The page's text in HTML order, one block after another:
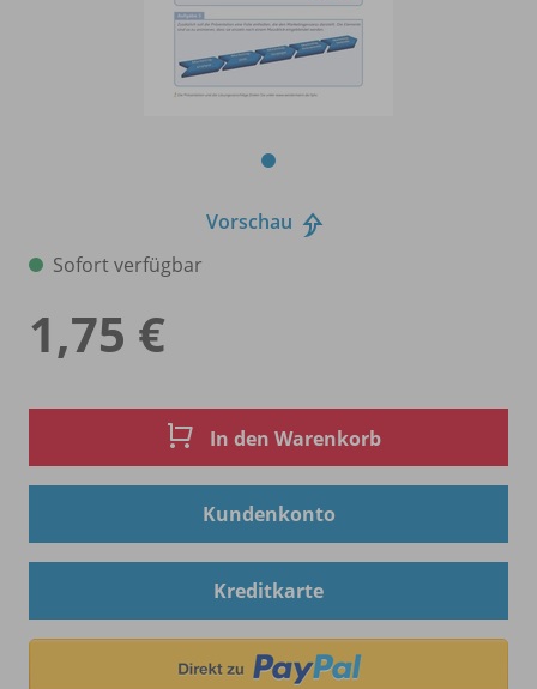
Vorschau
Sofort verfügbar
1,75 €
In den Warenkorb
Kundenkonto
Kreditkarte